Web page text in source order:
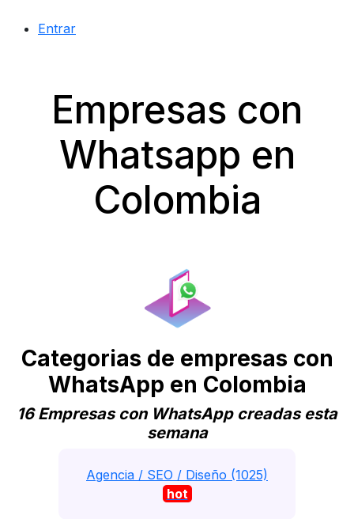
Entrar
Empresas con
Whatsapp en
Colombia
Categorias de empresas con
WhatsApp en Colombia
16 Empresas con WhatsApp creadas esta
semana
Agencia / SEO / Diseño (1025)
hot